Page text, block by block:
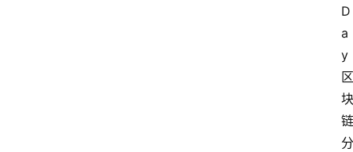
D
a
y
区
块
链
分